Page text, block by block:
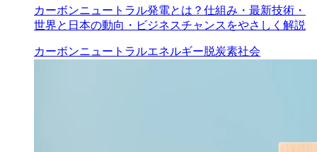
カーボンニュートラル発電とは？仕組み・最新技術・
世界と日本の動向・ビジネスチャンスをやさしく解説
カーボンニュートラルエネルギー脱炭素社会